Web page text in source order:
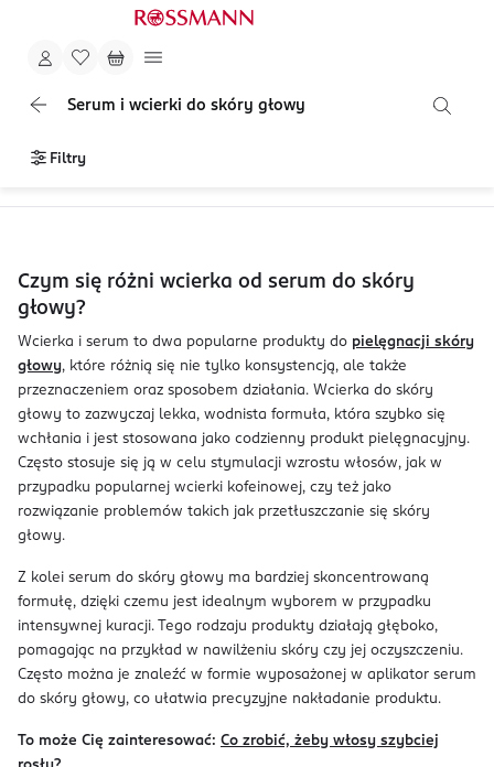
Serum i wcierki do skóry głowy
Filtry
Czym się różni wcierka od serum do skóry
głowy?
Wcierka i serum to dwa popularne produkty do pielęgnacji skóry
głowy, które różnią się nie tylko konsystencją, ale także
przeznaczeniem oraz sposobem działania. Wcierka do skóry
głowy to zazwyczaj lekka, wodnista formuła, która szybko się
wchłania i jest stosowana jako codzienny produkt pielęgnacyjny.
Często stosuje się ją w celu stymulacji wzrostu włosów, jak w
przypadku popularnej wcierki kofeinowej, czy też jako
rozwiązanie problemów takich jak przetłuszczanie się skóry
głowy.
Z kolei serum do skóry głowy ma bardziej skoncentrowaną
formułę, dzięki czemu jest idealnym wyborem w przypadku
intensywnej kuracji. Tego rodzaju produkty działają głęboko,
pomagając na przykład w nawilżeniu skóry czy jej oczyszczeniu.
Często można je znaleźć w formie wyposażonej w aplikator serum
do skóry głowy, co ułatwia precyzyjne nakładanie produktu.
To może Cię zainteresować: Co zrobić, żeby włosy szybciej